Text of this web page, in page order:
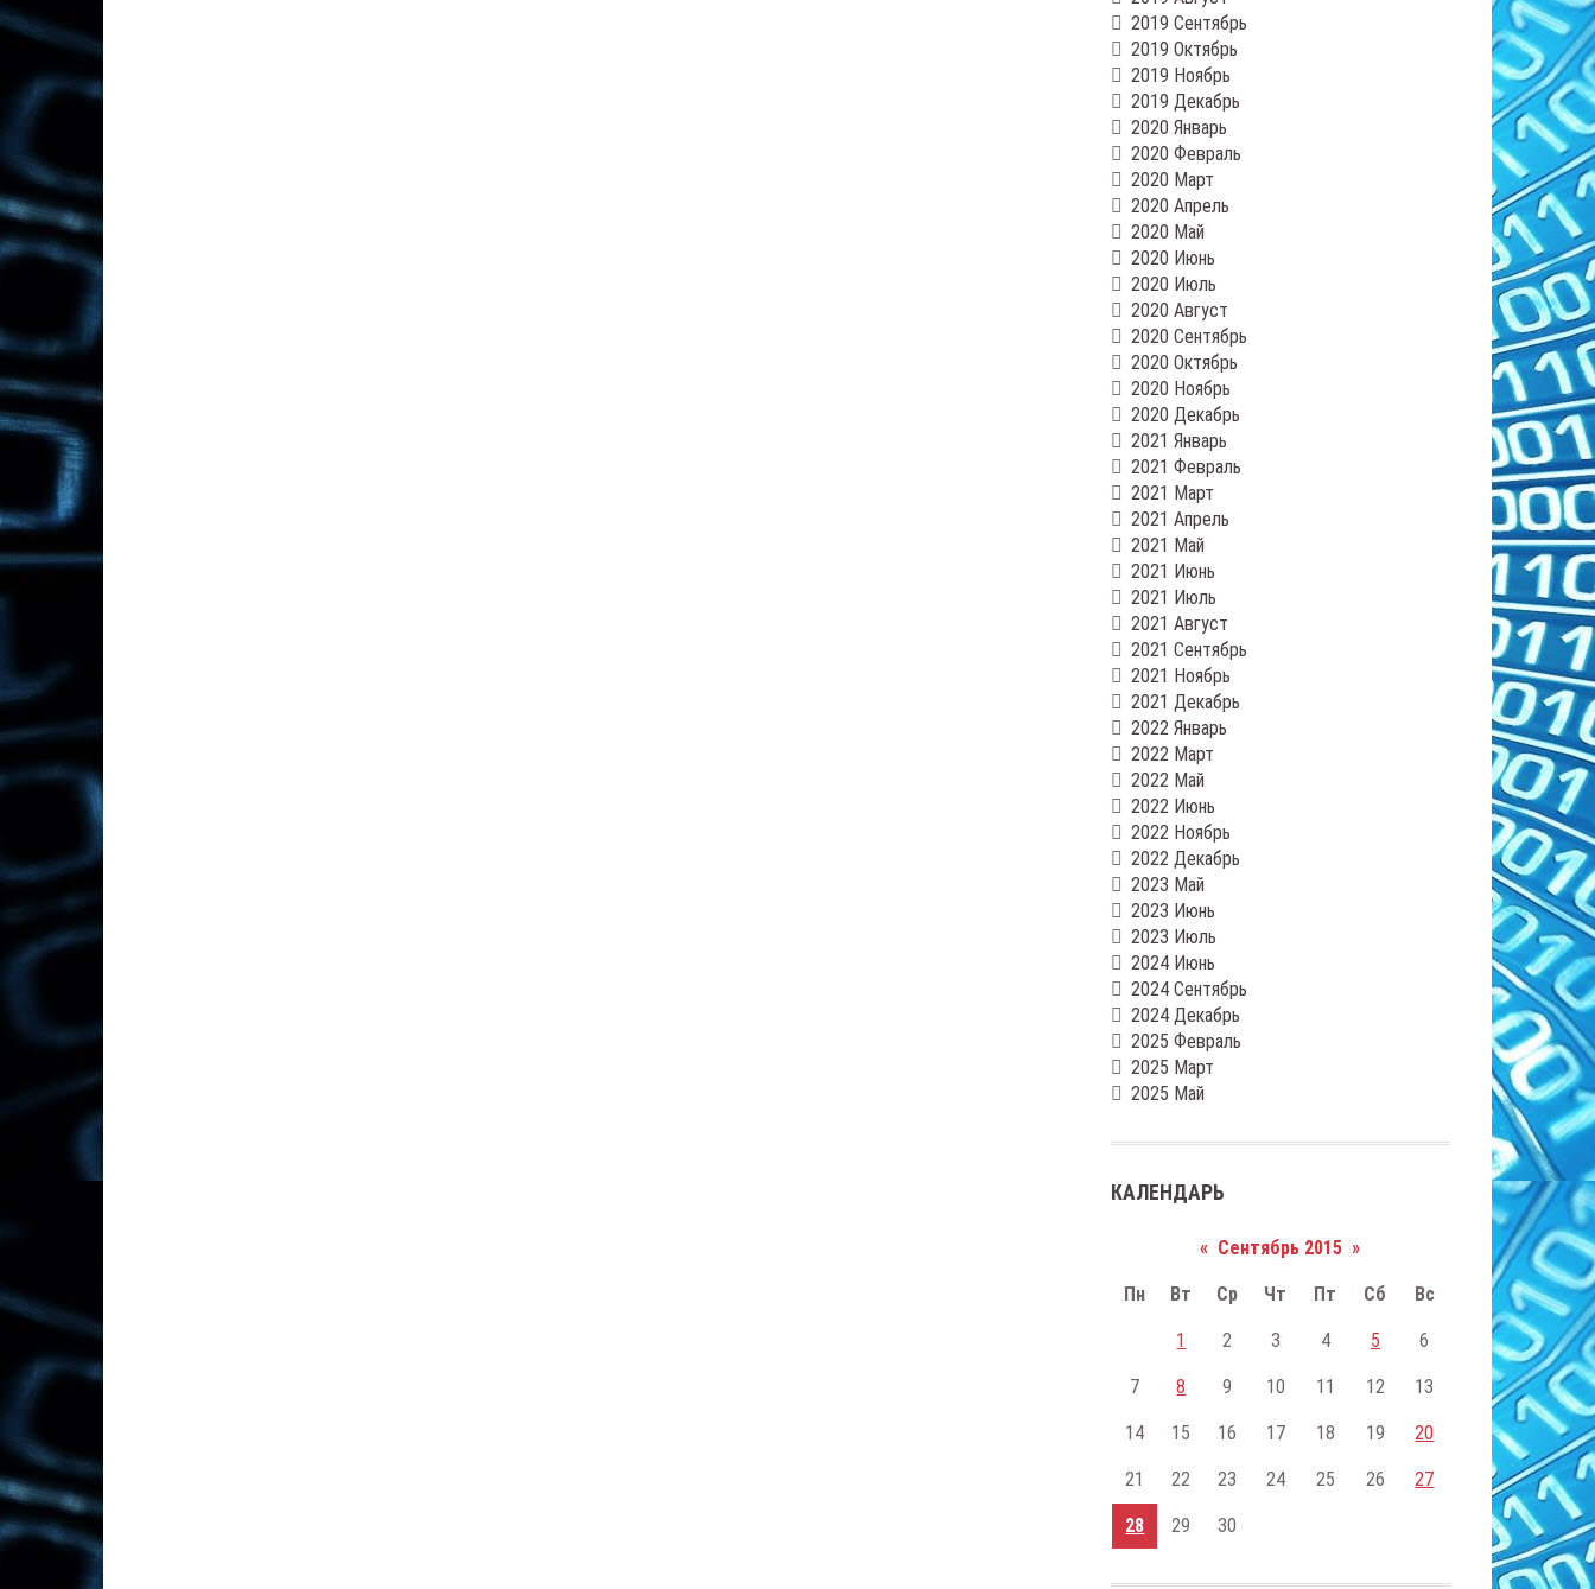
2019 Сентябрь
2019 Октябрь
2019 Ноябрь
2019 Декабрь
2020 Январь
2020 Февраль
2020 Март
2020 Апрель
2020 Май
2020 Июнь
2020 Июль
2020 Август
2020 Сентябрь
2020 Октябрь
2020 Ноябрь
2020 Декабрь
2021 Январь
2021 Февраль
2021 Март
2021 Апрель
2021 Май
2021 Июнь
2021 Июль
2021 Август
2021 Сентябрь
2021 Ноябрь
2021 Декабрь
2022 Январь
2022 Март
2022 Май
2022 Июнь
2022 Ноябрь
2022 Декабрь
2023 Май
2023 Июнь
2023 Июль
2024 Июнь
2024 Сентябрь
2024 Декабрь
2025 Февраль
2025 Март
2025 Май
КАЛЕНДАРЬ
« Сентябрь 2015 »
Пн Вт Ср Чт Пт Сб Вс
1 2 3 4 5 6
7 8 9 10 11 12 13
14 15 16 17 18 19 20
21 22 23 24 25 26 27
28 29 30